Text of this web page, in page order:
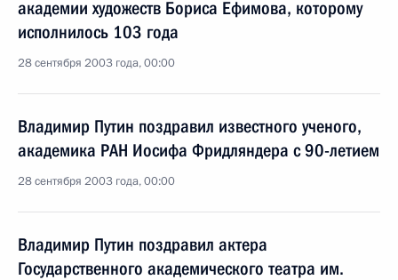
академии художеств Бориса Ефимова, которому
исполнилось 103 года
28 сентября 2003 года, 00:00
Владимир Путин поздравил известного ученого,
академика РАН Иосифа Фридляндера с 90-летием
28 сентября 2003 года, 00:00
Владимир Путин поздравил актера
Государственного академического театра им.